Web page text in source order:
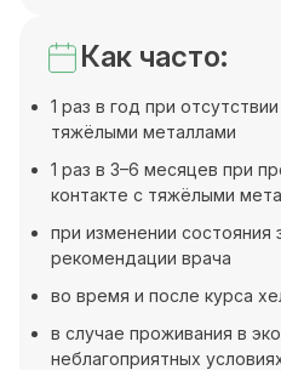
Как часто:
1 раз в год при
тяжёлыми металлами
1 раз в 3–6 месяцев при
контакте с тяжёлыми
при изменении состояния
рекомендации врача
во время и после курса
в случае проживания в
неблагоприятных